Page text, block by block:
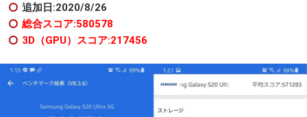
追加日:2020/8/26
総合スコア:580578
3D（GPU）スコア:217456